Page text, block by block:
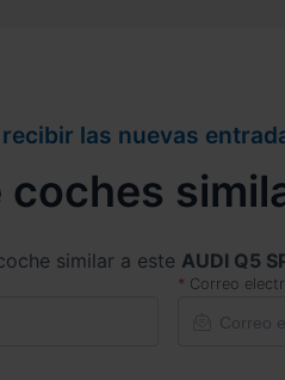
las nuevas
coches
similar a este AUDI Q5
Correo